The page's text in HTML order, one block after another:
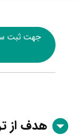
جهت ثبت
هدف از